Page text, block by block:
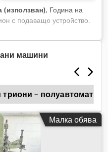
(използван), Година на
с подаващо устройство.
машини
–
Малка обява